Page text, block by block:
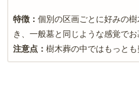
特徴： 個別の区画ごとに好みの
き、一般墓と同じような感覚でお
注意点： 樹木葬の中ではもっとも